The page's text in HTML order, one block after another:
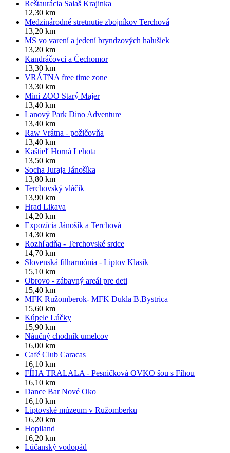
Reštaurácia Salaš Krajinka
12,30 km
Medzinárodné stretnutie zbojníkov Terchová
13,20 km
MS vo varení a jedení bryndzových halušiek
13,20 km
Kandráčovci a Čechomor
13,30 km
VRÁTNA free time zone
13,30 km
Mini ZOO Starý Majer
13,40 km
Lanový Park Dino Adventure
13,40 km
Raw Vrátna - požičovňa
13,40 km
Kaštieľ Horná Lehota
13,50 km
Socha Juraja Jánošíka
13,80 km
Terchovský vláčik
13,90 km
Hrad Likava
14,20 km
Expozícia Jánošík a Terchová
14,30 km
Rozhľadňa - Terchovské srdce
14,70 km
Slovenská filharmónia - Liptov Klasik
15,10 km
Obrovo - zábavný areál pre deti
15,40 km
MFK Ružomberok- MFK Dukla B.Bystrica
15,60 km
Kúpele Lúčky
15,90 km
Náučný chodník umelcov
16,00 km
Café Club Caracas
16,10 km
FÍHA TRALALA - Pesničková OVKO šou s Fíhou
16,10 km
Dance Bar Nové Oko
16,10 km
Liptovské múzeum v Ružomberku
16,20 km
Hopiland
16,20 km
Lúčanský vodopád